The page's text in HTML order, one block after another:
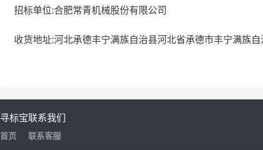
招标单位:合肥常青机械股份有限公司
收货地址:河北承德丰宁满族自治县河北省承德市丰宁满族
寻标宝
首页
联系我们
联系客服